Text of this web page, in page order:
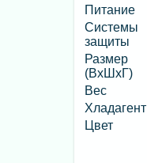
Питание
Системы
защиты
Размер
(ВхШхГ)
Вес
Хладагент
Цвет